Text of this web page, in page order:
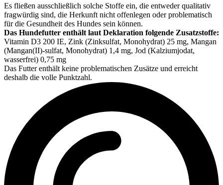
Es fließen ausschließlich solche Stoffe ein, die entweder qualitativ
fragwürdig sind, die Herkunft nicht offenlegen oder problematisch
für die Gesundheit des Hundes sein können.
Das Hundefutter enthält laut Deklaration folgende Zusatzstoffe:
Vitamin D3 200 IE, Zink (Zinksulfat, Monohydrat) 25 mg, Mangan
(Mangan(II)-sulfat, Monohydrat) 1,4 mg, Jod (Kalziumjodat,
wasserfrei) 0,75 mg
Das Futter enthält keine problematischen Zusätze und erreicht
deshalb die volle Punktzahl.